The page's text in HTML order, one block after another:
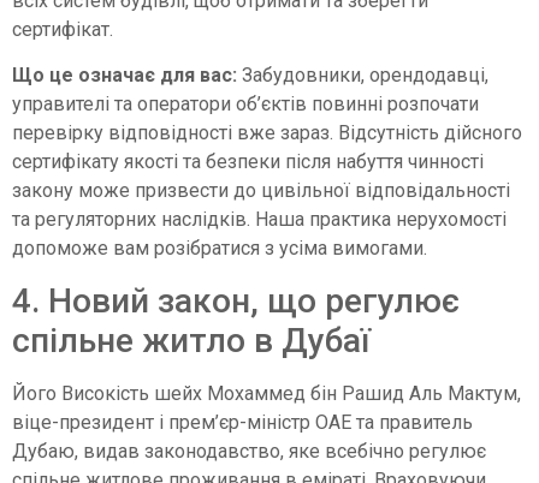
сертифікат.
Що це означає для вас: Забудовники, орендодавці,
управителі та оператори об’єктів повинні розпочати
перевірку відповідності вже зараз. Відсутність дійсного
сертифікату якості та безпеки після набуття чинності
закону може призвести до цивільної відповідальності
та регуляторних наслідків. Наша практика нерухомості
допоможе вам розібратися з усіма вимогами.
4. Новий закон, що регулює
спільне житло в Дубаї
Його Високість шейх Мохаммед бін Рашид Аль Мактум,
віце-президент і прем’єр-міністр ОАЕ та правитель
Дубаю, видав законодавство, яке всебічно регулює